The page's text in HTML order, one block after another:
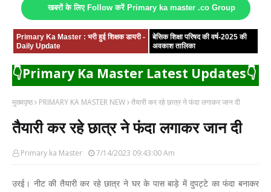
खबरों के लिए Follow करें Primary ka master .co Group
Primary Ka Master : भरी हुई शिक्षक डायरी -
Daily Update
बेसिक शिक्षा परिषद की वर्ष-2025 की
अवकाश तालिका
👇Primary Ka Master Latest Updates👇
मुख्यपृष्ठ PRIMARY KA MASTER NEW तैयारी कर रहे छात्र ने फंदा लगाकर जान दी
तैयारी कर रहे छात्र ने फंदा लगाकर जान दी
Primary ka Master 7/14/2023 09:43:00 Am
उरई। नीट की तैयारी कर रहे छात्र ने घर के पास बाड़े में दुपट्टे का फंदा बनाकर